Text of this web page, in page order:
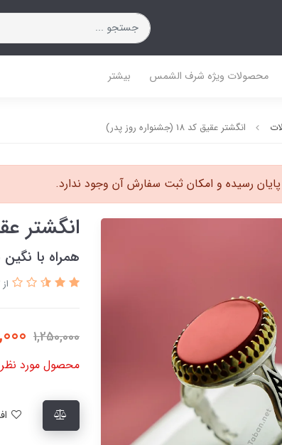
محصولات ویژه شرف الشمس بیشتر
انگشتر عقیق کد 18 (جشنواره روز پدر)
رسیده و امکان ثبت سفارش آن وجود ندارد.
انگشتر عقیق کد 18
همراه با
از 2
1,250,000
محصول مورد